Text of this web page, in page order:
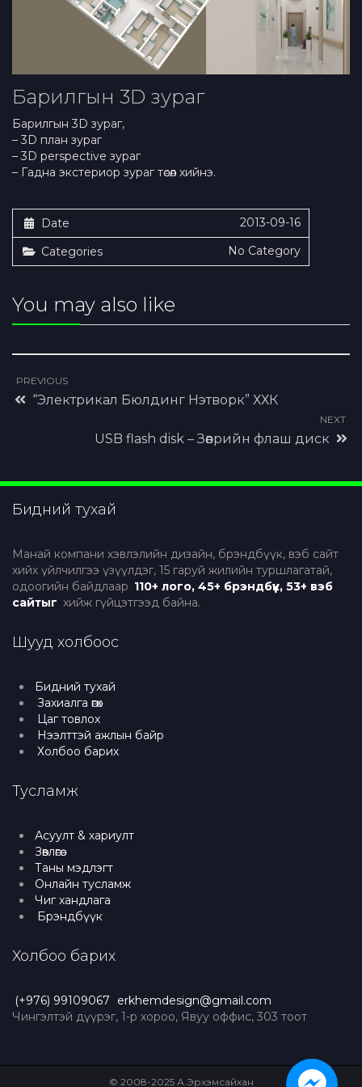
Барилгын 3D зураг
Барилгын 3D зураг,
– 3D план зураг
– 3D perspective зураг
– Гадна экстериор зураг төсөл хийнэ.
Date
2013-09-16
Categories
No Category
You may also like
PREVIOUS
“Электрикал Бюлдинг Нэтворк” ХХК
NEXT
USB flash disk – Зөөврийн флаш диск
Бидний тухай
Манай компани хэвлэлийн дизайн, брэндбүүк, вэб сайт
хийх үйлчилгээ үзүүлдэг, 15 гаруй жилийн туршлагатай,
одоогийн байдлаар 110+ лого, 45+ брэндбүүк, 53+ вэб
сайтыг хийж гүйцэтгээд байна.
Шууд холбоос
Бидний тухай
Захиалга өгөх
Цаг товлох
Нээлттэй ажлын байр
Холбоо барих
Тусламж
Асуулт & хариулт
Зөвлөгөө
Таны мэдлэгт
Онлайн тусламж
Чиг хандлага
Брэндбүүк
Холбоо барих
(+976) 99109067
erkhemdesign@gmail.com
Чингэлтэй дүүрэг, 1-р хороо, Явуу оффис, 303 тоот
© 2008-2025 А.Эрхэмсайхан